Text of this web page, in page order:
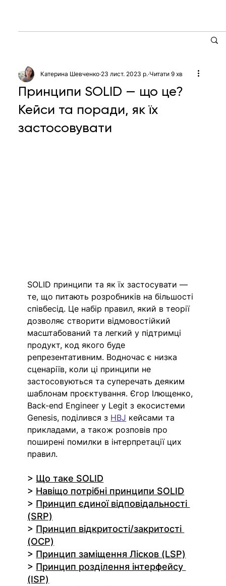
Принципи SOLID — що це?
Кейси та поради, як їх
застосовувати
Катерина Шевченко 23 лист. 2023 р. Читати 9 хв
SOLID принципи та як їх застосувати —
те, що питають розробників на більшості
співбесід. Це набір правил, який в теорії
дозволяє створити відмовостійкий
масштабований та легкий у підтримці
продукт, код якого буде
репрезентативним. Водночас є низка
сценаріїв, коли ці принципи не
застосовуються та суперечать деяким
шаблонам проєктування. Єгор Ілющенко,
Back-end Engineer у Legit з екосистеми
Genesis, поділився з HBJ кейсами та
прикладами, а також розповів про
поширені помилки в інтерпретації цих
правил.
> Що таке SOLID
> Навіщо потрібні принципи SOLID
> Принцип єдиної відповідальності
(SRP)
> Принцип відкритості/закритості
(OCP)
> Принцип заміщення Лісков (LSP)
> Принцип розділення інтерфейсу
(ISP)